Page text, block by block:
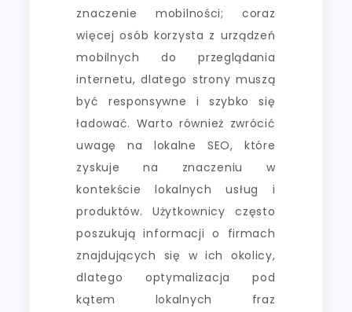
znaczenie mobilności; coraz
więcej osób korzysta z urządzeń
mobilnych do przeglądania
internetu, dlatego strony muszą
być responsywne i szybko się
ładować. Warto również zwrócić
uwagę na lokalne SEO, które
zyskuje na znaczeniu w
kontekście lokalnych usług i
produktów. Użytkownicy często
poszukują informacji o firmach
znajdujących się w ich okolicy,
dlatego optymalizacja pod
kątem lokalnych fraz